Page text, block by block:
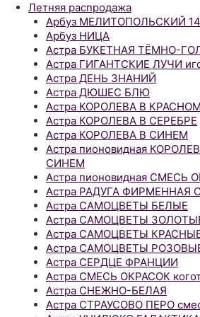
Летняя распродажа
Арбуз МЕЛИТОПОЛЬСКИЙ
Арбуз НИЦА
Астра БУКЕТНАЯ ТЁМНО-
Астра ГИГАНТСКИЕ ЛУЧИ
Астра ДЕНЬ ЗНАНИЙ
Астра ДЮШЕС БЛЮ
Астра КОРОЛЕВА В КРАСНОМ
Астра КОРОЛЕВА В СЕРЕБРЕ
Астра КОРОЛЕВА В СИНЕМ
Астра пионовидная
СИНЕМ
Астра пионовидная СМЕСЬ
Астра РАДУГА ФИРМЕННАЯ
Астра САМОЦВЕТЫ БЕЛЫЕ
Астра САМОЦВЕТЫ
Астра САМОЦВЕТЫ
Астра САМОЦВЕТЫ
Астра СЕРДЦЕ ФРАНЦИИ
Астра СМЕСЬ ОКРАСОК
Астра СНЕЖНО-БЕЛАЯ
Астра СТРАУСОВО ПЕРО